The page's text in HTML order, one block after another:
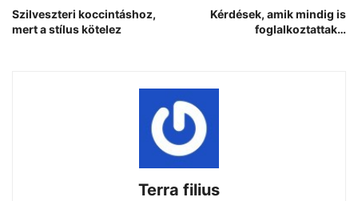
Szilveszteri koccintáshoz,
mert a stílus kötelez
Kérdések, amik mindig is
foglalkoztattak…
Terra filius